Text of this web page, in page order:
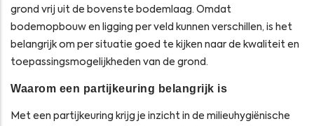
grond vrij uit de bovenste bodemlaag. Omdat
bodemopbouw en ligging per veld kunnen verschillen, is het
belangrijk om per situatie goed te kijken naar de kwaliteit en
toepassingsmogelijkheden van de grond.
Waarom een partijkeuring belangrijk is
Met een partijkeuring krijg je inzicht in de milieuhygiënische